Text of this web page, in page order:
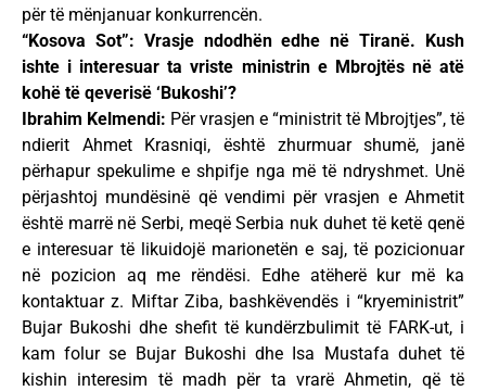
për të mënjanuar konkurrencën.
“Kosova Sot”: Vrasje ndodhën edhe në Tiranë. Kush
ishte i interesuar ta vriste ministrin e Mbrojtës në atë
kohë të qeverisë ‘Bukoshi’?
Ibrahim Kelmendi: Për vrasjen e “ministrit të Mbrojtjes”, të
ndierit Ahmet Krasniqi, është zhurmuar shumë, janë
përhapur spekulime e shpifje nga më të ndryshmet. Unë
përjashtoj mundësinë që vendimi për vrasjen e Ahmetit
është marrë në Serbi, meqë Serbia nuk duhet të ketë qenë
e interesuar të likuidojë marionetën e saj, të pozicionuar
në pozicion aq me rëndësi. Edhe atëherë kur më ka
kontaktuar z. Miftar Ziba, bashkëvendës i “kryeministrit”
Bujar Bukoshi dhe shefit të kundërzbulimit të FARK-ut, i
kam folur se Bujar Bukoshi dhe Isa Mustafa duhet të
kishin interesim të madh për ta vrarë Ahmetin, që të